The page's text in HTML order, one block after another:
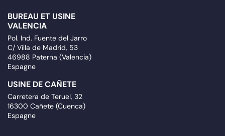
BUREAU ET USINE
VALENCIA
Pol. Ind. Fuente del Jarro
C/ Villa de Madrid, 53
46988 Paterna (Valencia)
Espagne
USINE DE CAÑETE
Carretera de Teruel, 32
16300 Cañete (Cuenca)
Espagne